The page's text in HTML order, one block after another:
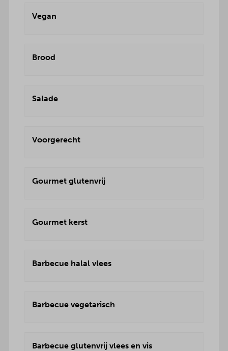
Vegan
Brood
Salade
Voorgerecht
Gourmet glutenvrij
Gourmet kerst
Barbecue halal vlees
Barbecue vegetarisch
Barbecue glutenvrij vlees en vis